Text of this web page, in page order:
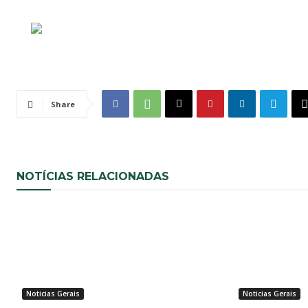
Share
NOTÍCIAS RELACIONADAS
Noticias Gerais Noticias Gerais